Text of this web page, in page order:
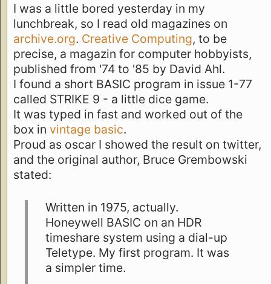
I was a little bored yesterday in my
lunchbreak, so I read old magazines on
archive.org. Creative Computing, to be
precise, a magazin for computer hobbyists,
published from '74 to '85 by David Ahl.
I found a short BASIC program in issue 1-77
called STRIKE 9 - a little dice game.
It was typed in fast and worked out of the
box in vintage basic.
Proud as oscar I showed the result on twitter,
and the original author, Bruce Grembowski
stated:
Written in 1975, actually.
Honeywell BASIC on an HDR
timeshare system using a dial-up
Teletype. My first program. It was
a simpler time.